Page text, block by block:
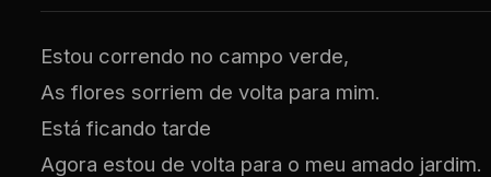
Estou correndo no campo verde,
As flores sorriem de volta para mim.
Está ficando tarde
Agora estou de volta para o meu amado jardim.